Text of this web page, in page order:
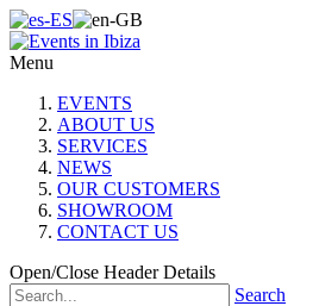
Menu
EVENTS
ABOUT US
SERVICES
NEWS
OUR CUSTOMERS
SHOWROOM
CONTACT US
Open/Close Header Details
Search